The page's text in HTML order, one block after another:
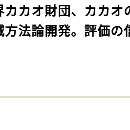
カカオ財団、カカオ
法論開発。評価の